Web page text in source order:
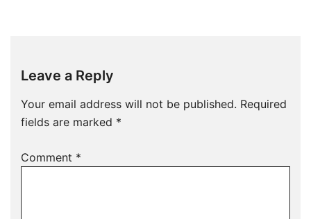
Leave a Reply
Your email address will not be published. Required
fields are marked *
Comment *